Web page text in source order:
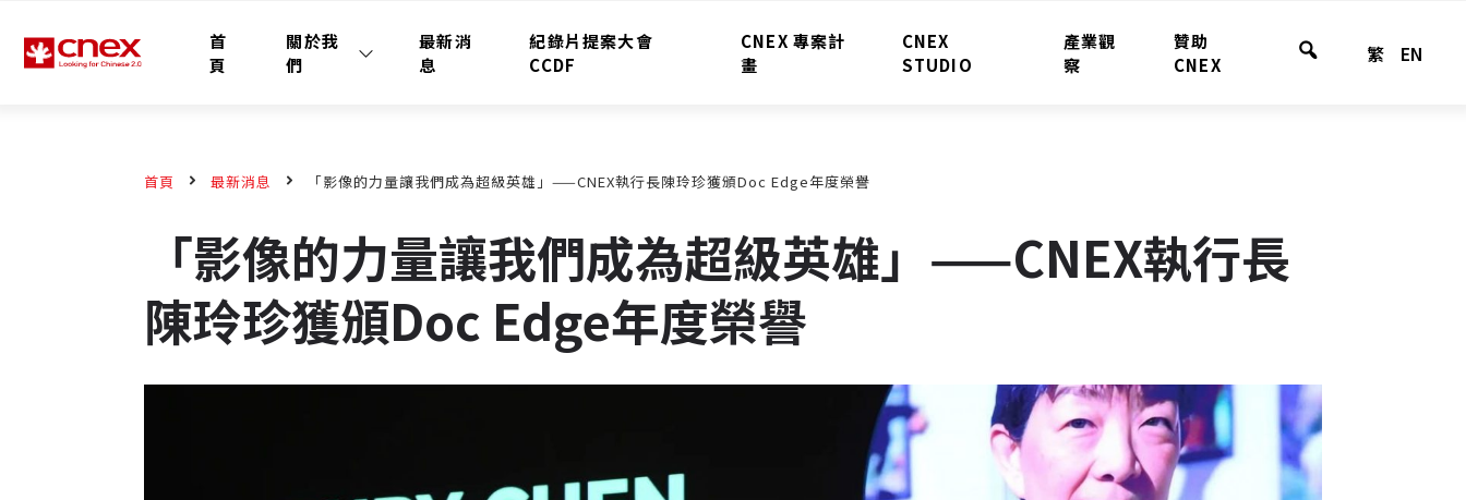
首
頁
關於我
們
最新消
息
紀錄片提案大會
CCDF
CNEX 專案計
畫
CNEX
STUDIO
產業觀
察
贊助
CNEX
全
繁 EN
首頁 最新消息 「影像的力量讓我們成為超級英雄」——CNEX執行長陳玲珍獲頒Doc Edge年度榮譽
「影像的力量讓我們成為超級英雄」——CNEX執行長
陳玲珍獲頒Doc Edge年度榮譽